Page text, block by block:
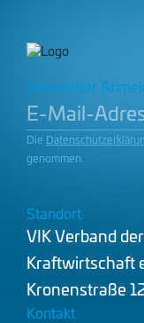
Newsletter
Die
genommen.
Standort
VIK Verband
Kraftwirtschaft
Kronenstraße
Kontakt